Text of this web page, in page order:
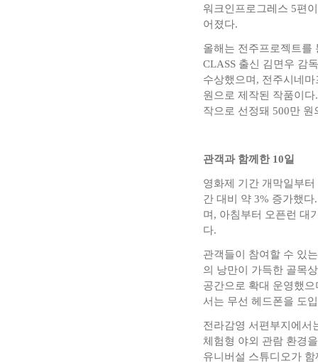
워크인프로그레스 5편
어졌다.
올해는 전주프로젝트를
CLASS 출신 김면우 감
수상했으며, 전주시네
원으로 제작된 작품이
작으로 선정돼 500만
관객과 함께한 10일
영화제 기간 개막일부
간 대비 약 3% 증가했
며, 아침부터 오픈런 대
다.
관객들이 참여할 수 있
의 낭만이 가득한 골목
공간으로 확대 운영했
서는 무선 헤드폰을 도
전라감영 서편부지에서
체험형 야외 관람 환경
유니버설 스튜디오가